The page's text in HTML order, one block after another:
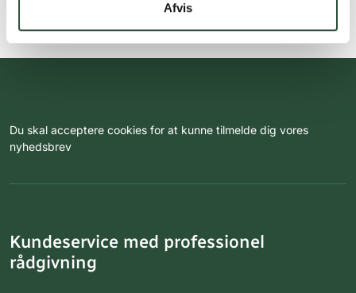
Afvis
Du skal acceptere cookies for at kunne tilmelde dig vores
nyhedsbrev
Kundeservice med professionel
rådgivning